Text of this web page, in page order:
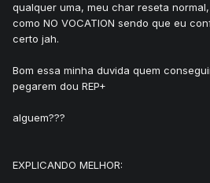
qualquer uma, meu char reseta
como NO VOCATION sendo que eu
certo jah.
Bom essa minha duvida quem
pegarem dou REP+
alguem???
EXPLICANDO MELHOR: